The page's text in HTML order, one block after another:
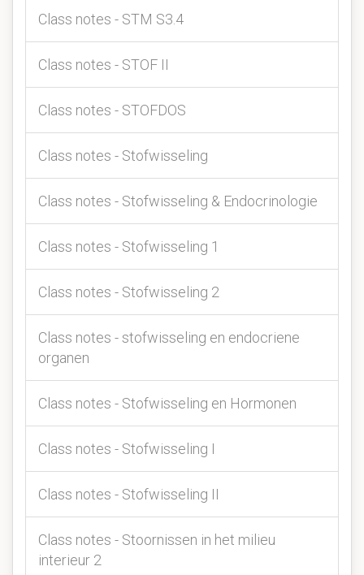
Class notes - STM S3.4
Class notes - STOF II
Class notes - STOFDOS
Class notes - Stofwisseling
Class notes - Stofwisseling & Endocrinologie
Class notes - Stofwisseling 1
Class notes - Stofwisseling 2
Class notes - stofwisseling en endocriene
organen
Class notes - Stofwisseling en Hormonen
Class notes - Stofwisseling I
Class notes - Stofwisseling II
Class notes - Stoornissen in het milieu
interieur 2